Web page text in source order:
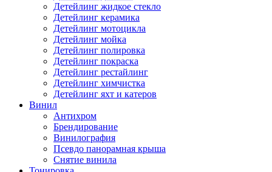
Детейлинг жидкое стекло
Детейлинг керамика
Детейлинг мотоцикла
Детейлинг мойка
Детейлинг полировка
Детейлинг покраска
Детейлинг рестайлинг
Детейлинг химчистка
Детейлинг яхт и катеров
Винил
Антихром
Брендирование
Винилография
Псевдо панорамная крыша
Снятие винила